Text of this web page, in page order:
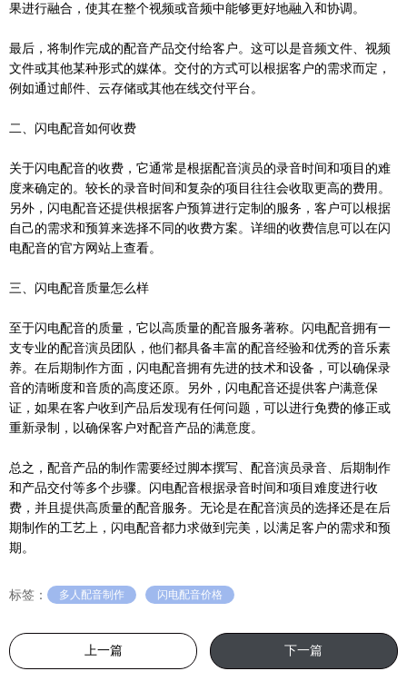
果进行融合，使其在整个视频或音频中能够更好地融入和协调。
最后，将制作完成的配音产品交付给客户。这可以是音频文件、视频
文件或其他某种形式的媒体。交付的方式可以根据客户的需求而定，
例如通过邮件、云存储或其他在线交付平台。
二、闪电配音如何收费
关于闪电配音的收费，它通常是根据配音演员的录音时间和项目的难
度来确定的。较长的录音时间和复杂的项目往往会收取更高的费用。
另外，闪电配音还提供根据客户预算进行定制的服务，客户可以根据
自己的需求和预算来选择不同的收费方案。详细的收费信息可以在闪
电配音的官方网站上查看。
三、闪电配音质量怎么样
至于闪电配音的质量，它以高质量的配音服务著称。闪电配音拥有一
支专业的配音演员团队，他们都具备丰富的配音经验和优秀的音乐素
养。在后期制作方面，闪电配音拥有先进的技术和设备，可以确保录
音的清晰度和音质的高度还原。另外，闪电配音还提供客户满意保
证，如果在客户收到产品后发现有任何问题，可以进行免费的修正或
重新录制，以确保客户对配音产品的满意度。
总之，配音产品的制作需要经过脚本撰写、配音演员录音、后期制作
和产品交付等多个步骤。闪电配音根据录音时间和项目难度进行收
费，并且提供高质量的配音服务。无论是在配音演员的选择还是在后
期制作的工艺上，闪电配音都力求做到完美，以满足客户的需求和预
期。
标签： 多人配音制作 闪电配音价格
上一篇 下一篇